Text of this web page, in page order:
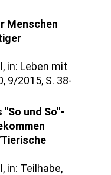
Menschen
in: Leben mit
9/2015, S. 38-
"So und So"-
in: Teilhabe,